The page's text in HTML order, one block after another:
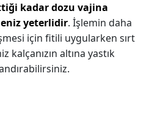
kadar dozu vajina
yeterlidir. İşlemin daha
için fitili uygularken sırt
altına yastık